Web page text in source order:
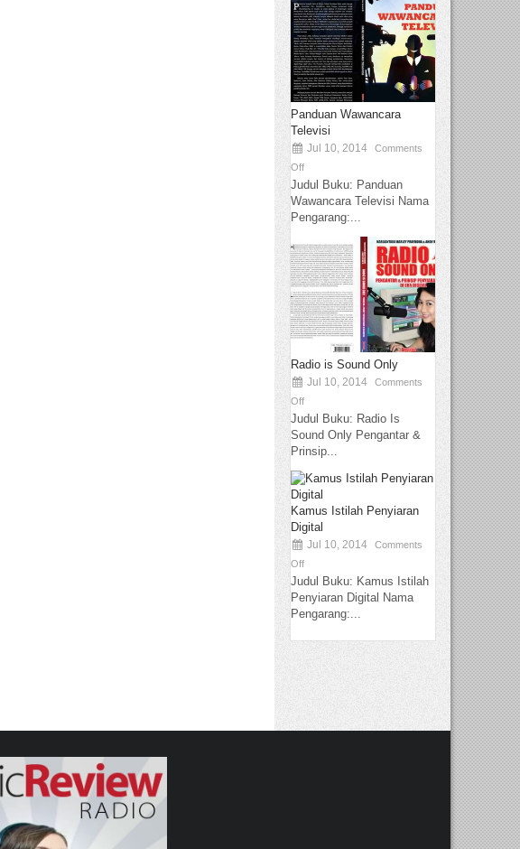
Panduan Wawancara
Televisi
Jul 10, 2014
Comments
Off
Judul Buku: Panduan
Wawancara Televisi Nama
Pengarang:...
Radio is Sound Only
Jul 10, 2014
Comments
Off
Judul Buku: Radio Is
Sound Only Pengantar &
Prinsip...
Kamus Istilah Penyiaran
Digital
Jul 10, 2014
Comments
Off
Judul Buku: Kamus Istilah
Penyiaran Digital Nama
Pengarang:...